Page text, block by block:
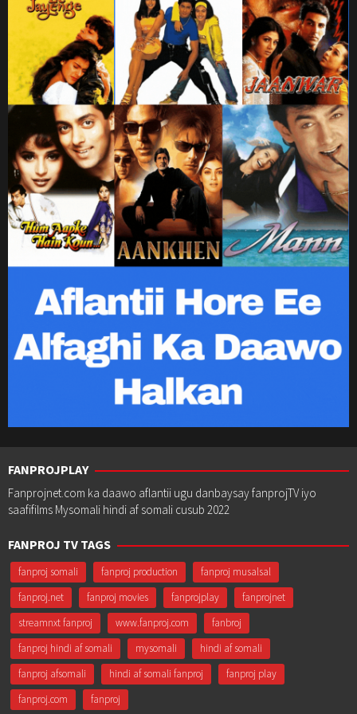
FANPROJPLAY
Fanprojnet.com ka daawo aflantii ugu danbaysay fanprojTV iyo
saafifilms Mysomali hindi af somali cusub 2022
FANPROJ TV TAGS
fanproj somali fanproj production
fanproj musalsal
fanproj.net
fanproj movies fanprojplay
fanprojnet
streamnxt fanproj
www.fanproj.com
fanbroj
fanproj hindi af somali
mysomali
hindi af somali
fanproj afsomali
hindi af somali fanproj
fanproj play
fanproj.com
fanproj